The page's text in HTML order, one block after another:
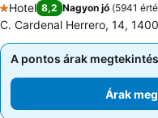
1 Kategória
Hotel 8,2 Nagyon jó (5941
C. Cardenal Herrero, 14,
A pontos árak
Árak
A pontos árak
Árak